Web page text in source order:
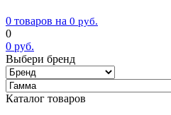
0 товаров на 0 руб.
0
0 руб.
Выбери бренд
Каталог товаров